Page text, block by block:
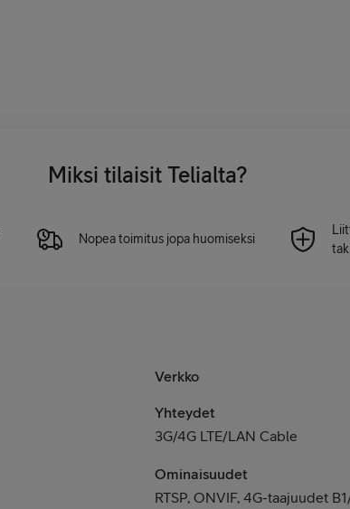
Miksi tilaisit Telialta?
Nopea toimitus jopa huomiseksi
Verkko
Yhteydet
3G/4G LTE/LAN Cable
Ominaisuudet
RTSP, ONVIF, 4G-taajuudet